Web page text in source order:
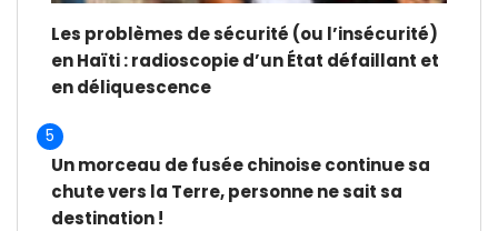
Les problèmes de sécurité (ou l’insécurité)
en Haïti : radioscopie d’un État défaillant et
en déliquescence
5
Un morceau de fusée chinoise continue sa
chute vers la Terre, personne ne sait sa
destination !